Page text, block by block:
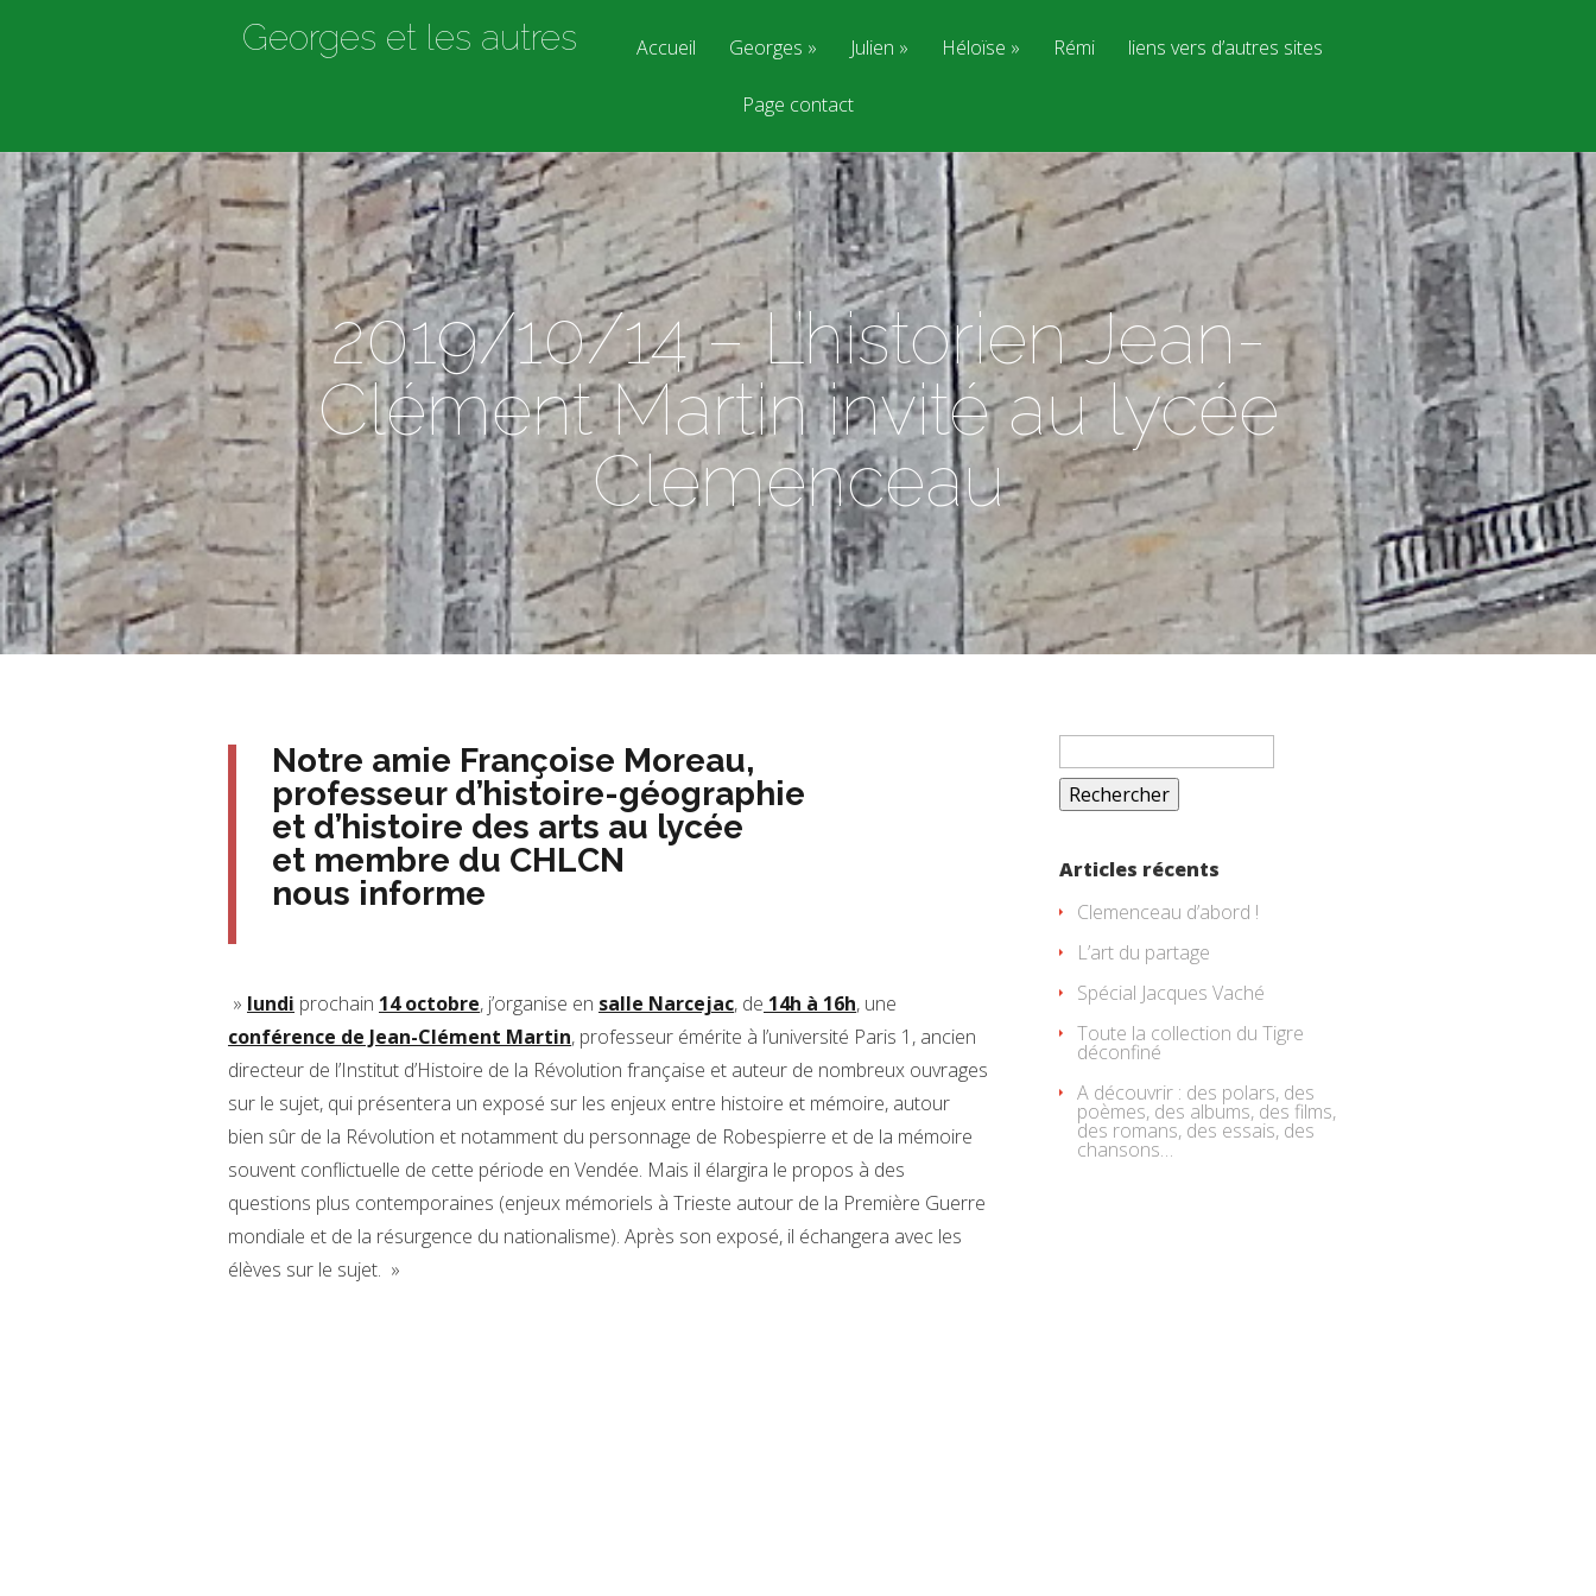
Georges et les autres Accueil Georges Julien Héloïse Rémi liens vers d’autres sites
Page contact
2019/10/14 – L’historien Jean-
Clément Martin invité au lycée
Clemenceau
Notre amie Françoise Moreau,
professeur d’histoire-géographie
et d’histoire des arts au lycée
et membre du CHLCN
nous informe
» lundi prochain 14 octobre, j’organise en salle Narcejac, de 14h à 16h, une
conférence de Jean-Clément Martin, professeur émérite à l’université Paris 1, ancien
directeur de l’Institut d’Histoire de la Révolution française et auteur de nombreux ouvrages
sur le sujet, qui présentera un exposé sur les enjeux entre histoire et mémoire, autour
bien sûr de la Révolution et notamment du personnage de Robespierre et de la mémoire
souvent conflictuelle de cette période en Vendée. Mais il élargira le propos à des
questions plus contemporaines (enjeux mémoriels à Trieste autour de la Première Guerre
mondiale et de la résurgence du nationalisme). Après son exposé, il échangera avec les
élèves sur le sujet. »
Rechercher :
Articles récents
Clemenceau d’abord !
L’art du partage
Spécial Jacques Vaché
Toute la collection du Tigre
déconfiné
A découvrir : des polars, des
poèmes, des albums, des films,
des romans, des essais, des
chansons…